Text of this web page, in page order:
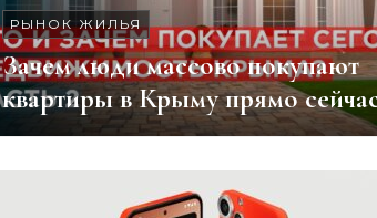
РЫНОК ЖИЛЬЯ
Зачем люди массово покупают
квартиры в Крыму прямо